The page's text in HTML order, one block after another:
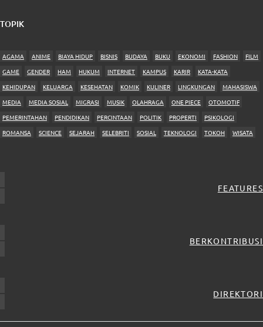
TOPIK
AGAMA ANIME BIAYA HIDUP BISNIS BUDAYA BUKU EKONOMI FASHION
FILM
GAME
GENDER HAM HUKUM INTERNET KAMPUS KARIR
KATA-KATA
KEHIDUPAN
KELUARGA KESEHATAN KOMIK KULINER LINGKUNGAN
MAHASISWA
MEDIA
MEDIA SOSIAL MIGRASI MUSIK OLAHRAGA ONE PIECE
OTOMOTIF
PEMERINTAHAN
PENDIDIKAN PERCINTAAN POLITIK PROPERTI
PSIKOLOGI
ROMANSA
SCIENCE SEJARAH SELEBRITI SOSIAL TEKNOLOGI TOKOH WISATA
FEATURES
BERKONTRIBUSI
DIREKTORI